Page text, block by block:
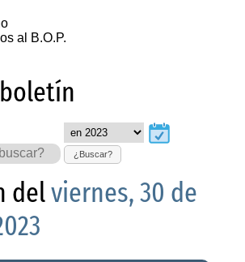
al B.O.P.
boletín
¿Buscar?
delviernes, 30 de